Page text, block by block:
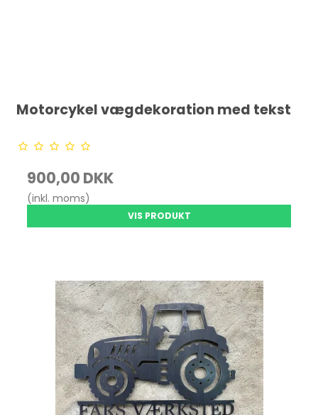
Motorcykel vægdekoration med tekst
900,00 DKK
(inkl. moms)
VIS PRODUKT